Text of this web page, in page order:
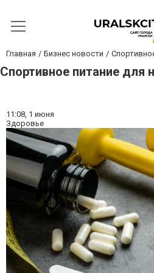
Главная Бизнес новости
Спортивное питание для
11:08, 1 июня
Здоровье